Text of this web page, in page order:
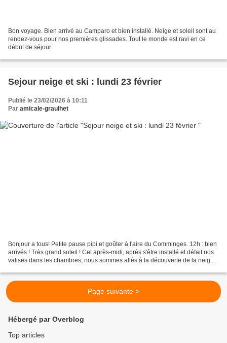
Bon voyage. Bien arrivé au Camparo et bien installé. Neige et soleil sont au
rendez-vous pour nos premières glissades. Tout le monde est ravi en ce
début de séjour.
Sejour neige et ski : lundi 23 février
Publié le 23/02/2026 à 10:11
Par amicale-graulhet
Bonjour a tous! Petite pause pipi et goûter à l'aire du Comminges. 12h : bien
arrivés ! Très grand soleil ! Cet après-midi, après s'être installé et défait nos
valises dans les chambres, nous sommes allés à la découverte de la neige.
Page suivante >
Hébergé par Overblog
Top articles